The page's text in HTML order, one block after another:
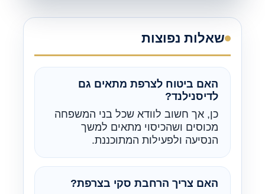
שאלות נפוצות
האם ביטוח לצרפת מתאים גם
לדיסנילנד?
כן, אך חשוב לוודא שכל בני המשפחה
מכוסים ושהכיסוי מתאים למשך
הנסיעה ולפעילות המתוכננת.
האם צריך הרחבת סקי בצרפת?